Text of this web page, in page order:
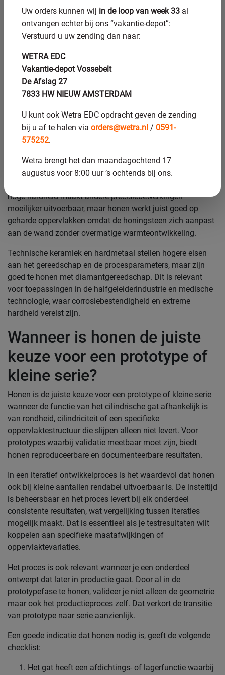
functioneel en niet alleen esthetisch.
Welke materialen zijn
geschikt voor het
honingproces?
Honen is toepasbaar op staal, gehard staal, gietijzer,
bepaalt de keuze van de honingsteen en de snijvloeistof.
Harde materialen zoals gehard staal vragen om diamant-
of CBN-honinggereedschap, terwijl voor gietijzer en
Gehard staal is een van de meest gehonde materialen, met
hoge hardheid maakt andere precisiebewerkingen
moeilijker uitvoerbaar, maar honen werkt juist goed op
geharde oppervlakken omdat de honingsteen zich aanpast
aan de wand zonder overmatige warmteontwikkeling.
Technische keramiek en hardmetaal stellen hogere eisen
aan het gereedschap en de procesparameters, maar zijn
goed te honen met diamantgereedschap. Dit is relevant
voor toepassingen in de halfgeleiderindustrie en medische
technologie, waar corrosiebestendigheid en extreme
hardheid vereist zijn.
Wanneer is honen de juiste
keuze voor een prototype of
kleine serie?
Honen is de juiste keuze voor een prototype of kleine serie
wanneer de functie van het cilindrische gat afhankelijk is
van rondheid, cilindriciteit of een specifieke
oppervlaktestructuur die slijpen alleen niet levert. Voor
prototypes waarbij validatie meetbaar moet zijn, biedt
honen reproduceerbare en documenteerbare resultaten.
In een iteratief ontwikkelproces is het waardevol dat honen
ook bij kleine aantallen rendabel uitvoerbaar is. De insteltijd
is beheersbaar en het proces levert bij elk onderdeel
consistente resultaten, wat vergelijking tussen iteraties
mogelijk maakt. Dat is essentieel als je testresultaten wilt
koppelen aan specifieke maatafwijkingen of
oppervlaktevariaties.
Het proces is ook relevant wanneer je een onderdeel
ontwerpt dat later in productie gaat. Door al in de
prototypefase te honen, valideer je niet alleen de geometrie
maar ook het productieproces zelf. Dat verkort de transitie
van prototype naar serie aanzienlijk.
Een goede indicatie dat honen nodig is, geeft de volgende
checklist:
Het gat heeft een afdichtings- of lagerfunctie waarbij
Uw orders kunnen wij in de loop van week 33 al
ontvangen echter bij ons “vakantie-depot”:
Verstuurd u uw zending dan naar:
WETRA EDC
Vakantie-depot Vossebelt
De Afslag 27
7833 HW NIEUW AMSTERDAM
U kunt ook Wetra EDC opdracht geven de zending
bij u af te halen via orders@wetra.nl / 0591-
575252.
Wetra brengt het dan maandagochtend 17
augustus voor 8:00 uur ’s ochtends bij ons.